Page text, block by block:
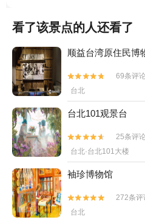
看了该景点的人还看了
顺益台湾原住民博


69条评论
台北
台北101观景台


25条评论
台北·台北101大楼
袖珍博物馆


272条评
台北